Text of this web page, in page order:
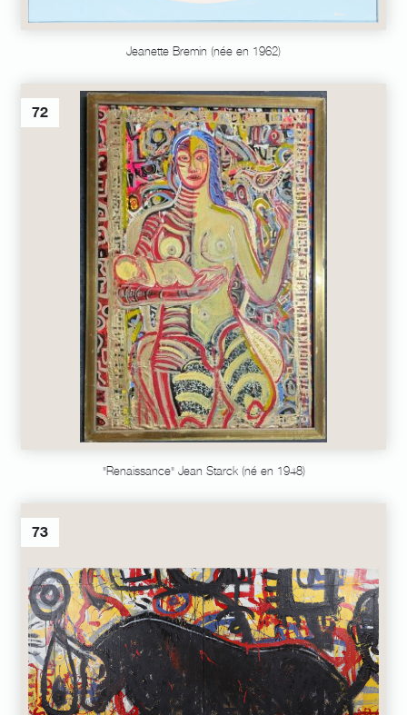
Jeanette Bremin (née en 1962)
72
"Renaissance" Jean Starck (né en 1948)
73